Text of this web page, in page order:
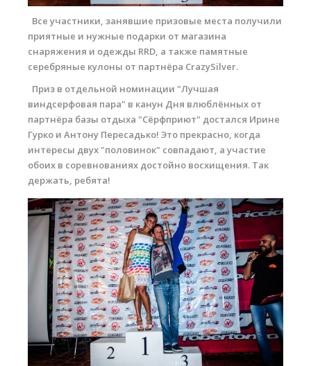
Все участники, занявшие призовые места получили
приятные и нужные подарки от магазина
снаряжения и одежды RRD, а также памятные
серебряные кулоны от партнёра CrazySilver.
Приз в отдельной номинации "Лучшая
виндсерфовая пара" в канун Дня влюблённых от
партнёра базы отдыха "Сёрфприют" достался Ирине
Гурко и Антону Пересадько! Это прекрасно, когда
интересы двух "половинок" совпадают, а участие
обоих в соревнованиях достойно восхищения. Так
держать, ребята!
small-6366.jpg